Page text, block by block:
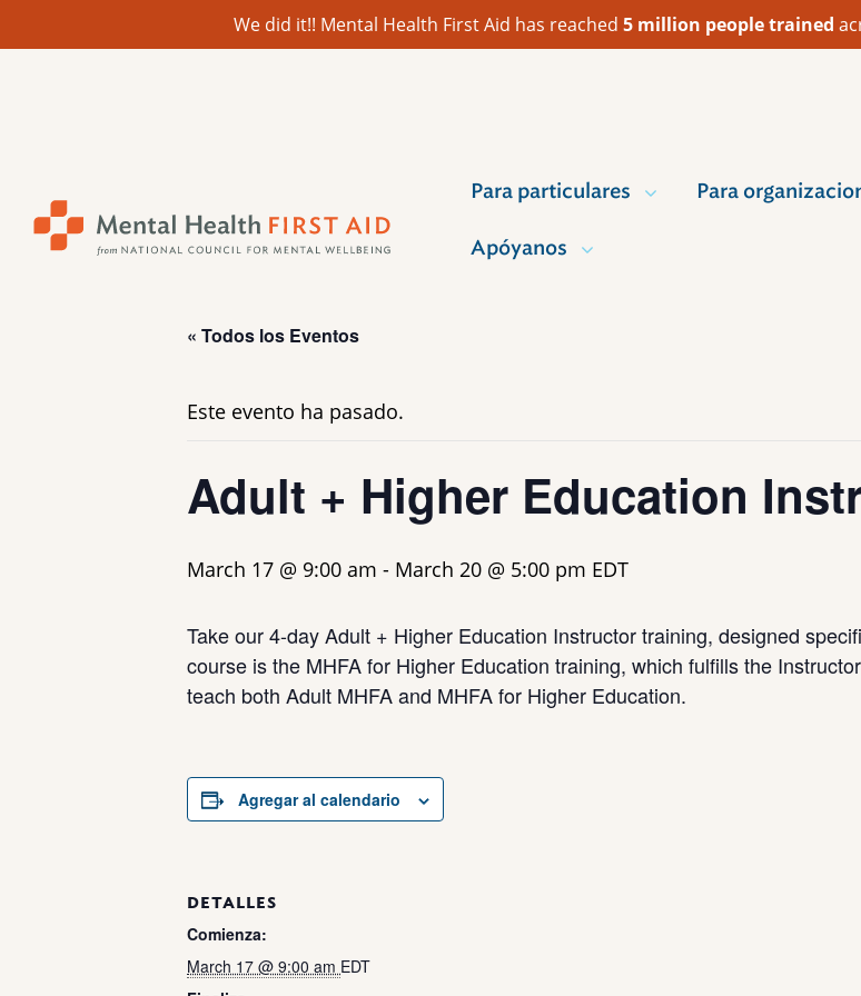
We did it!! Mental Health First Aid has reached 5 million people trained
Para particulares Para
Apóyanos
« Todos los Eventos
Este evento ha pasado.
Adult + Higher Education
March 17 @ 9:00 am - March 20 @ 5:00 pm EDT
Take our 4-day Adult + Higher Education Instructor training, designed
course is the MHFA for Higher Education training, which fulfills the
teach both Adult MHFA and MHFA for Higher Education.
Agregar al calendario
DETALLES
Comienza:
March 17 @ 9:00 am EDT